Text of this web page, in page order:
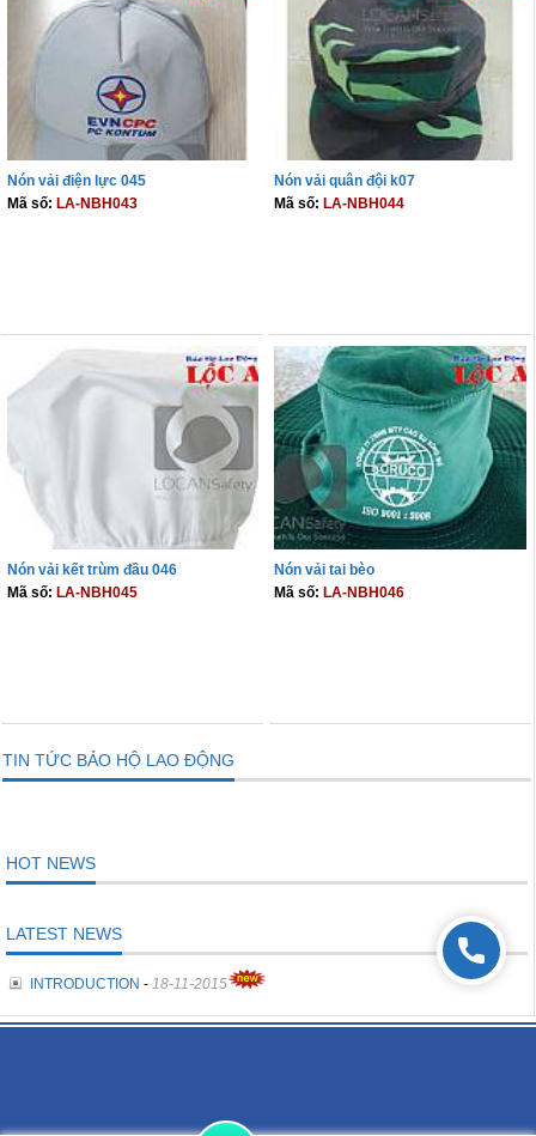
Nón vải điện lực 045
Mã số: LA-NBH043
Nón vải quân đội k07
Mã số: LA-NBH044
Nón vải kết trùm đầu 046
Mã số: LA-NBH045
Nón vải tai bèo
Mã số: LA-NBH046
TIN TỨC BẢO HỘ LAO ĐỘNG
HOT NEWS
LATEST NEWS
INTRODUCTION - 18-11-2015